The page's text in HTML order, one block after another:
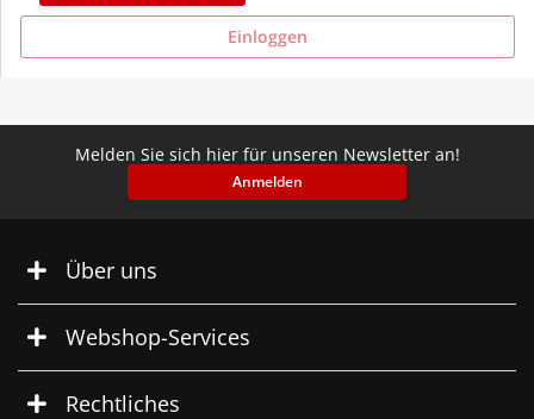
Einloggen
Melden Sie sich hier für unseren Newsletter an!
Anmelden
Über uns
Webshop-Services
Rechtliches